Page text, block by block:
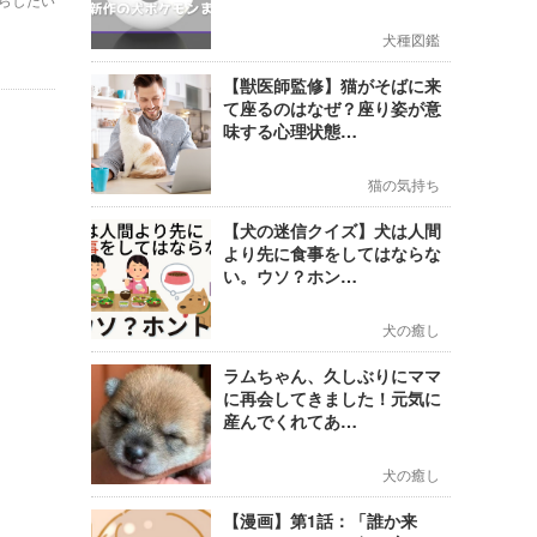
犬種図鑑
【獣医師監修】猫がそばに来
て座るのはなぜ？座り姿が意
味する心理状態…
猫の気持ち
【犬の迷信クイズ】犬は人間
より先に食事をしてはならな
い。ウソ？ホン…
犬の癒し
ラムちゃん、久しぶりにママ
に再会してきました！元気に
産んでくれてあ…
犬の癒し
【漫画】第1話：「誰か来